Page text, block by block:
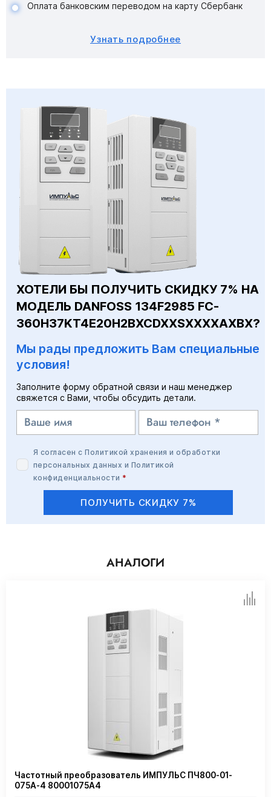
Оплата банковским переводом на карту Сбербанк
Узнать подробнее
ХОТЕЛИ БЫ ПОЛУЧИТЬ СКИДКУ 7% НА
МОДЕЛЬ DANFOSS 134F2985 FC-
360H37KT4E20H2BXCDXXSXXXXAXBX?
Мы рады предложить Вам специальные
условия!
Заполните форму обратной связи и наш менеджер
свяжется с Вами, чтобы обсудить детали.
Я согласен сПолитикой хранения и обработки
персональных данных и Политикой
конфиденциальности *
ПОЛУЧИТЬ СКИДКУ 7%
АНАЛОГИ
Частотный преобразователь ИМПУЛЬС ПЧ800-01-
075А-4 80001075А4